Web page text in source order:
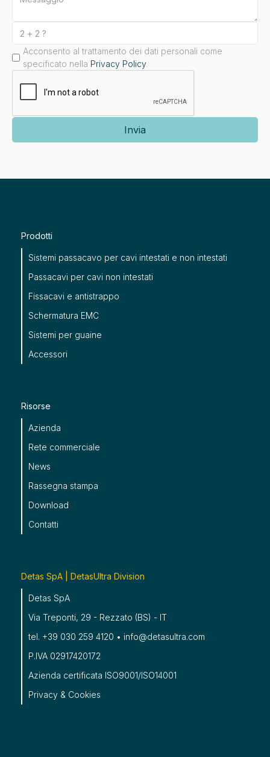
Acconsento al trattamento dei dati personali come
specificato nella Privacy Policy.
Prodotti
Sistemi passacavo per cavi intestati e non intestati
Passacavi per cavi non intestati
Fissacavi e antistrappo
Schermatura EMC
Sistemi per guaine
Accessori
Risorse
Azienda
Rete commerciale
News
Rassegna stampa
Download
Contatti
Detas SpA | DetasUltra Division
Detas SpA
Via Treponti, 29 - Rezzato (BS) - IT
tel. +39 030 259 4120 • info@detasultra.com
P.IVA 02917420172
Azienda certificata ISO9001/ISO14001
Privacy& Cookies